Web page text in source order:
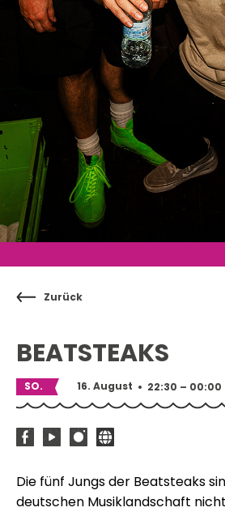
Zurück
BEATSTEAKS
SO. 16. August • 22:30 – 00:00
Die fünf Jungs der Beatsteaks
deutschen Musiklandschaft